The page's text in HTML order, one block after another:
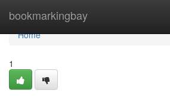
bookmarkingbay
Home
Home
1